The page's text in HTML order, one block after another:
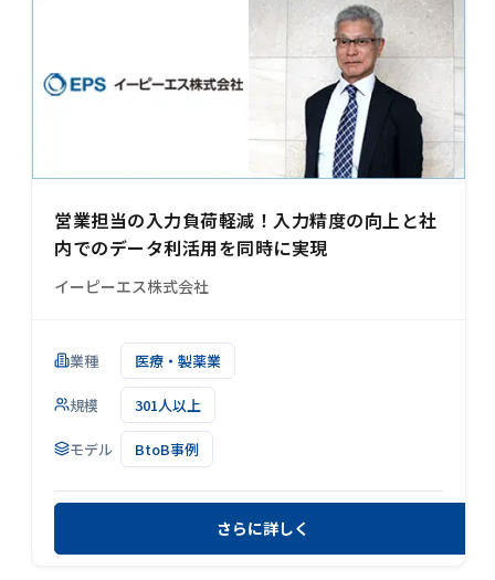
営業担当の入力負荷軽減！入力精度の向上と社
内でのデータ利活用を同時に実現
イーピーエス株式会社
業種 医療・製薬業
規模 301人以上
モデル BtoB事例
さらに詳しく